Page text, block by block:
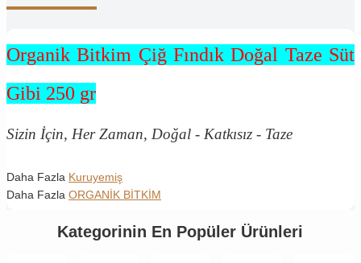
Organik Bitkim Çiğ Fındık Doğal Taze Süt
Gibi 250 gr
Sizin İçin, Her Zaman, Doğal - Katkısız - Taze
Daha Fazla Kuruyemiş
Daha Fazla ORGANİK BİTKİM
Kategorinin En Popüler Ürünleri